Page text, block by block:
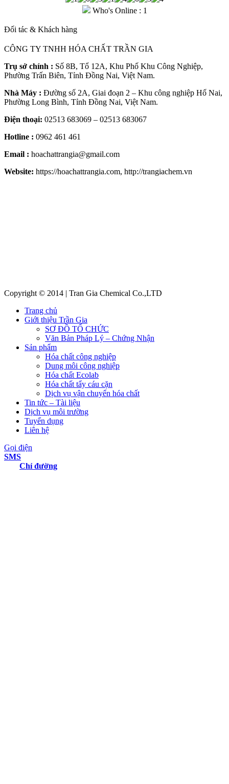
Who's Online : 1
Đối tác & Khách hàng
CÔNG TY TNHH HÓA CHẤT TRẦN GIA
Trụ sở chính : Số 8B, Tổ 12A, Khu Phố Khu Công Nghiệp,
Phường Trấn Biên, Tỉnh Đồng Nai, Việt Nam.
Nhà Máy : Đường số 2A, Giai đoạn 2 – Khu công nghiệp Hố Nai,
Phường Long Bình, Tỉnh Đồng Nai, Việt Nam.
Điện thoại: 02513 683069 – 02513 683067
Hotline : 0962 461 461
Email : hoachattrangia@gmail.com
Website: https://hoachattrangia.com, http://trangiachem.vn
Copyright © 2014 | Tran Gia Chemical Co.,LTD
Trang chủ
Giới thiệu Trần Gia
SƠ ĐỒ TỔ CHỨC
Văn Bản Pháp Lý – Chứng Nhận
Sản phẩm
Hóa chất công nghiệp
Dung môi công nghiệp
Hóa chất Ecolab
Hóa chất tẩy cáu cặn
Dịch vụ vận chuyển hóa chất
Tin tức – Tài liệu
Dịch vụ môi trường
Tuyển dụng
Liên hệ
Gọi điện
SMS
Chỉ đường